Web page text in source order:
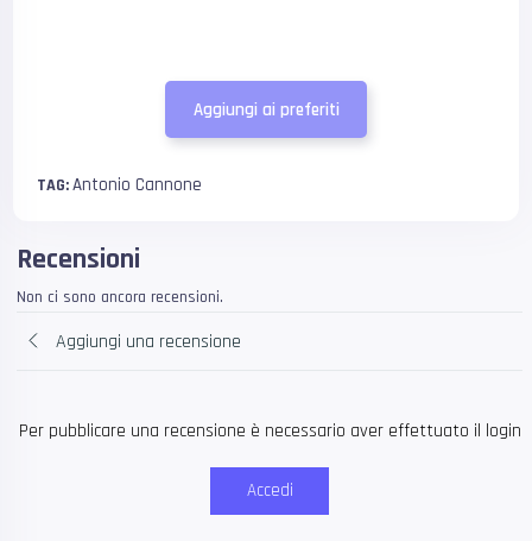
Aggiungi ai preferiti
TAG:Antonio Cannone
Recensioni
Non ci sono ancora recensioni.
Aggiungi una recensione
Per pubblicare una recensione è necessario aver effettuato il login
Accedi